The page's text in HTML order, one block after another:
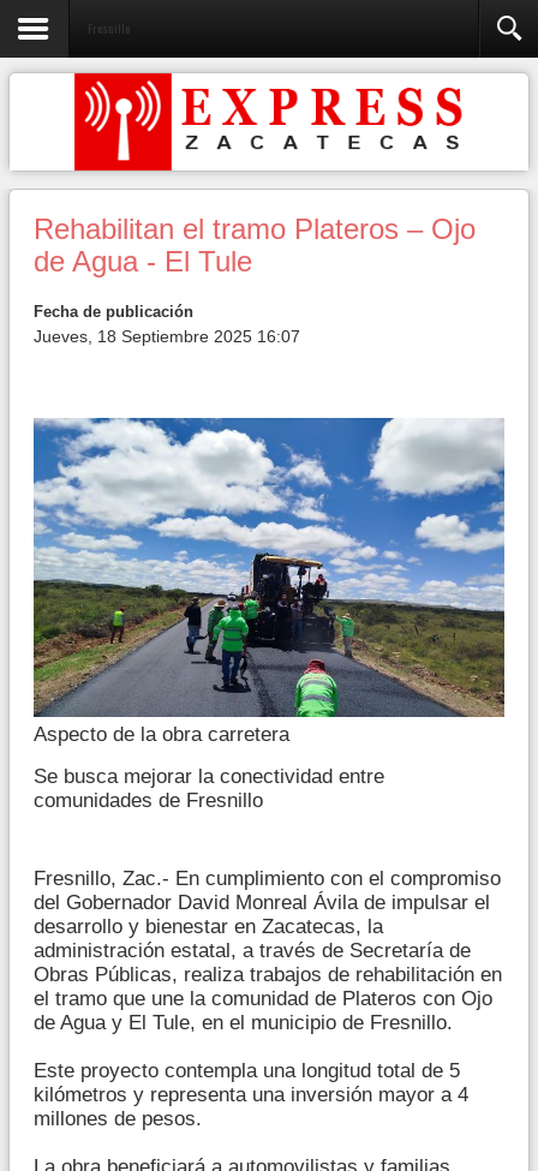
Fresnillo
Rehabilitan el tramo Plateros – Ojo
de Agua - El Tule
Fecha de publicación
Jueves, 18 Septiembre 2025 16:07
Aspecto de la obra carretera
Se busca mejorar la conectividad entre
comunidades de Fresnillo
Fresnillo, Zac.- En cumplimiento con el compromiso
del Gobernador David Monreal Ávila de impulsar el
desarrollo y bienestar en Zacatecas, la
administración estatal, a través de Secretaría de
Obras Públicas, realiza trabajos de rehabilitación en
el tramo que une la comunidad de Plateros con Ojo
de Agua y El Tule, en el municipio de Fresnillo.
Este proyecto contempla una longitud total de 5
kilómetros y representa una inversión mayor a 4
millones de pesos.